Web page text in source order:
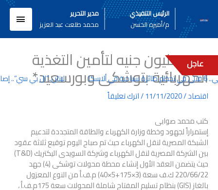
المحتوى
الرئيس التنفيذي
م/أميره الحسن
مدير التحرير
محمد طلعت عبد العزيز
عاجل
لبنان..”ال بي سي”..
845 مليون جنيه لتأمين التغذية
الكهربائية بتوشكى وبورسعيد*
اقتصاد/
11/11/2020
/اترك تعليقاً
كتب محمد صوابى
إستمراراً لجهود وخطة وزارة الكهرباء والطاقة المتجددة لتدعيم
الشبكة المصرية لنقل الكهرباء حيث تم صباح اليوم توقيع ثلاثة عقود
بين الشركة المصرية لنقل الكهرباء وشركة السويدى اليكتريك (T&D)
حيث يتضمن العقد الأول إنشاء محطة محولات توشكى (4) جهد
220/66/22 ك.ف سعة (3×175+5×40) م.ف.أ من النوع المعزول
بالغاز (GIS) بنظام تسليم المفتاح شاملة المحولات سعة 175م.ف.أ ،